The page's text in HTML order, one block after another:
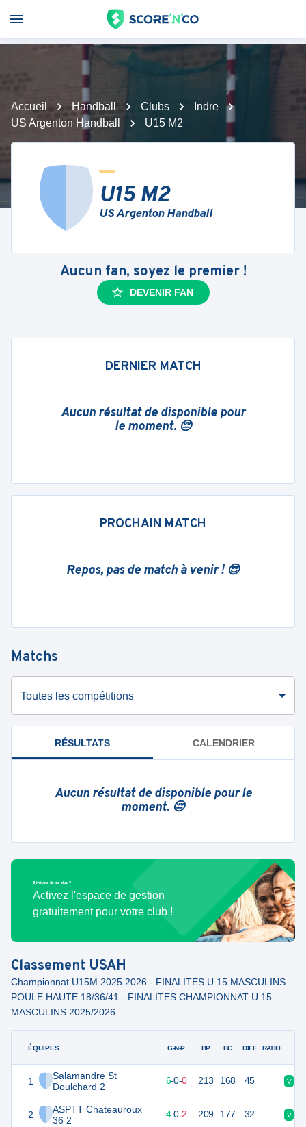
Accueil Handball Clubs
Indre
US Argenton Handball
U15 M2
U15 M2
US Argenton Handball
Aucun fan, soyez le premier !
DEVENIR FAN
DERNIER MATCH
Aucun résultat de disponible pour
le moment. 😔
PROCHAIN MATCH
Repos, pas de match à venir ! 😎
Matchs
Toutes les compétitions
RÉSULTATS CALENDRIER
Aucun résultat de disponible pour le
moment. 😔
Bénévole de ce club ?
Activez l'espace de gestion
gratuitement pour votre club !
Classement USAH
Championnat U15M 2025 2026 - FINALITES U 15 MASCULINS
POULE HAUTE 18/36/41 - FINALITES CHAMPIONNAT U 15
MASCULINS 2025/2026
ÉQUIPES
1
Salamandre St
Doulchard 2
2
ASPTT Chateauroux
36 2
G-N-P BP BC DIFF RATIO
6-0-0 213 168 45 V
14 4-0-2 209 177 32 V